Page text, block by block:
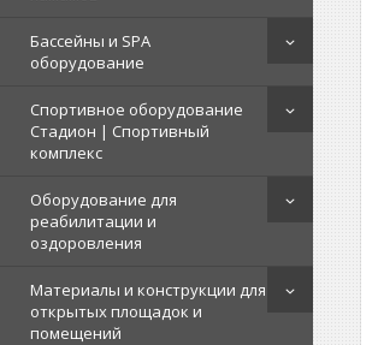
Бассейны и SPA
оборудование
Спортивное оборудование
Стадион | Cпортивный
комплекс
Оборудование для
реабилитации и
оздоровления
Материалы и конструкции для
открытых площадок и
помещений